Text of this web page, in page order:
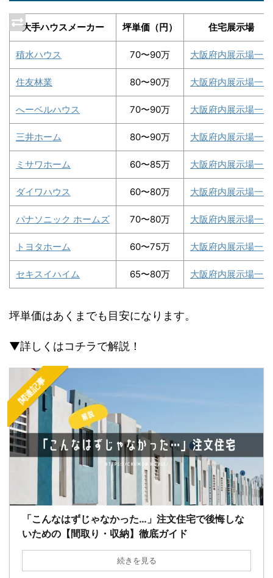
大手ハウスメーカー 坪単価（円） 住宅展示場
積水ハウス 70〜90万 大阪府内展示場一覧
住友林業 80〜90万 大阪府内展示場一覧
へーベルハウス 70〜90万 大阪府内展示場一覧
三井ホーム 80〜90万 大阪府内展示場一覧
ミサワホーム 60〜85万 大阪府内展示場一覧
ダイワハウス 60〜80万 大阪府内展示場一覧
パナソニック ホームズ 70〜80万 大阪府内展示場一覧
トヨタホーム 60〜75万 大阪府内展示場一覧
セキスイハイム 65〜80万 大阪府内展示場一覧
坪単価はあくまでも目安になります。
▼詳しくはコチラで解説！
関連記事
「こんなはずじゃなかった…」注文住宅で後悔しな
いための【間取り・収納】徹底ガイド
続きを見る